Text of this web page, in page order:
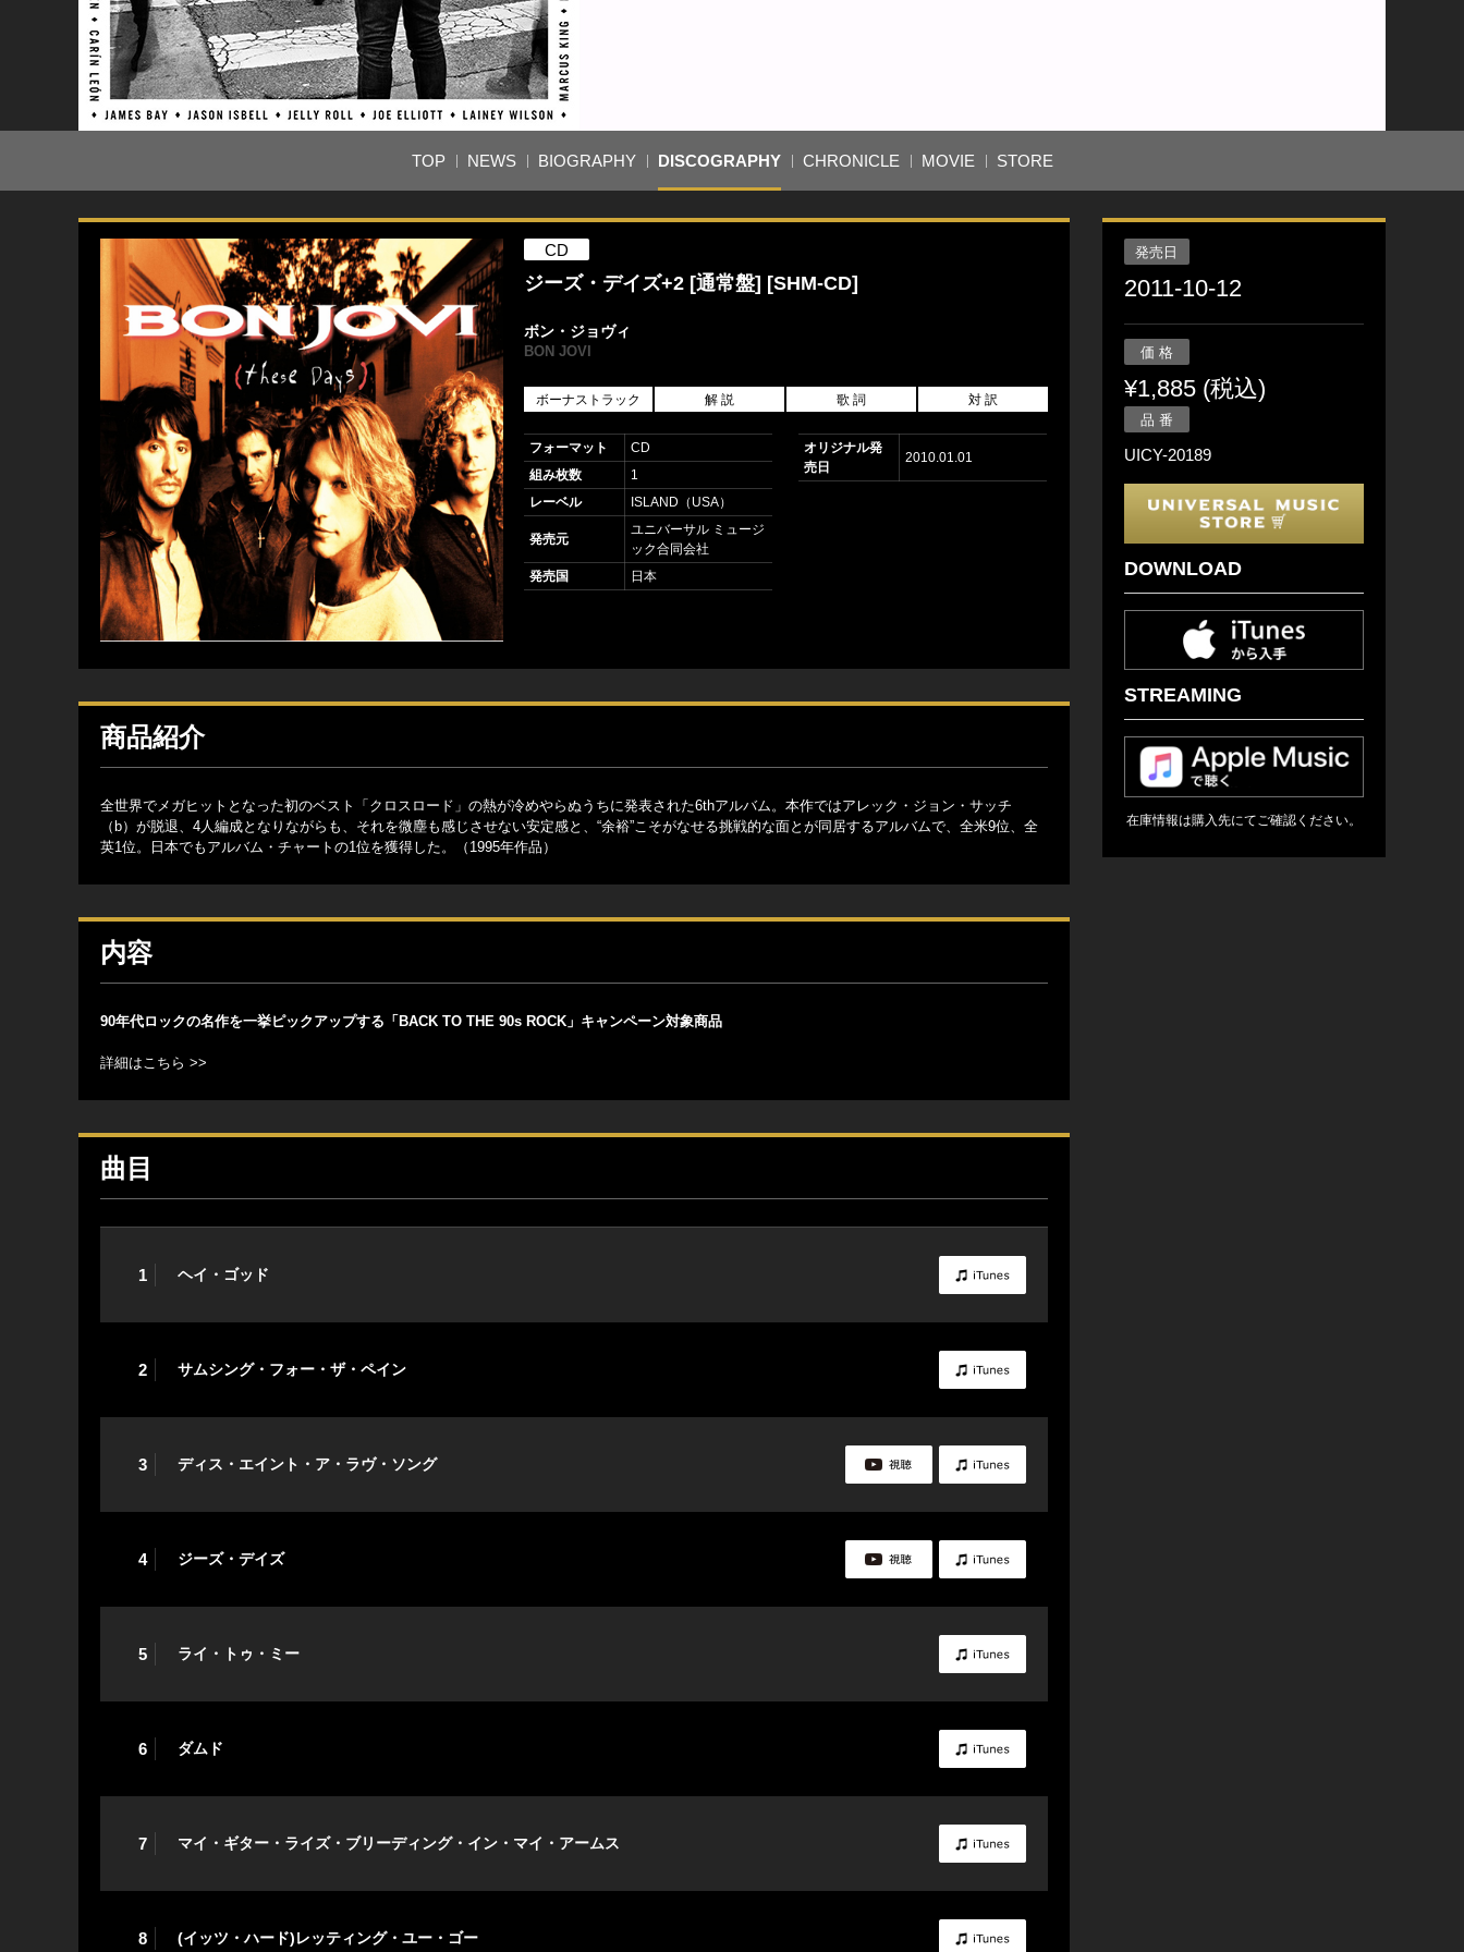
TOP NEWS BIOGRAPHY DISCOGRAPHY CHRONICLE MOVIE STORE
CD
ジーズ・デイズ+2 [通常盤] [SHM-CD]
ボン・ジョヴィ
BON JOVI
ボーナストラック 解 説 歌 詞 対 訳
フォーマット
CD
組み枚数
1
レーベル
ISLAND（USA）
発売元
ユニバーサル ミュージ
ック合同会社
発売国
日本
オリジナル発
売日
2010.01.01
商品紹介
全世界でメガヒットとなった初のベスト「クロスロード」の熱が冷めやらぬうちに発表された6thアルバム。本作ではアレック・ジョン・サッチ
（b）が脱退、4人編成となりながらも、それを微塵も感じさせない安定感と、“余裕”こそがなせる挑戦的な面とが同居するアルバムで、全米9位、全
英1位。日本でもアルバム・チャートの1位を獲得した。（1995年作品）
内容
90年代ロックの名作を一挙ピックアップする「BACK TO THE 90s ROCK」キャンペーン対象商品
詳細はこちら >>
曲目
1 ヘイ・ゴッド
2 サムシング・フォー・ザ・ペイン
3 ディス・エイント・ア・ラヴ・ソング
4 ジーズ・デイズ
5 ライ・トゥ・ミー
6 ダムド
7 マイ・ギター・ライズ・ブリーディング・イン・マイ・アームス
8 (イッツ・ハード)レッティング・ユー・ゴー
発売日
2011-10-12
価 格
¥1,885 (税込)
品 番
UICY-20189
DOWNLOAD
STREAMING
在庫情報は購入先にてご確認ください。